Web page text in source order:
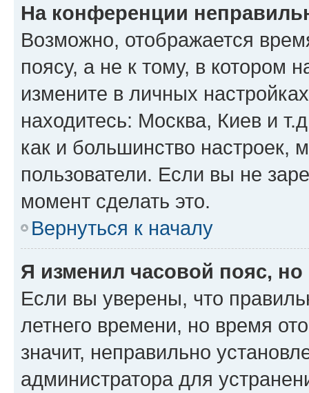
На конференции
Возможно, отображается
поясу, а не к тому, в котором
измените в личных
находитесь: Москва, Киев и
как и большинство настроек,
пользователи. Если вы не
момент сделать это.
Вернуться к началу
Я изменил часовой пояс,
Если вы уверены, что
летнего времени, но время
значит, неправильно
администратора для